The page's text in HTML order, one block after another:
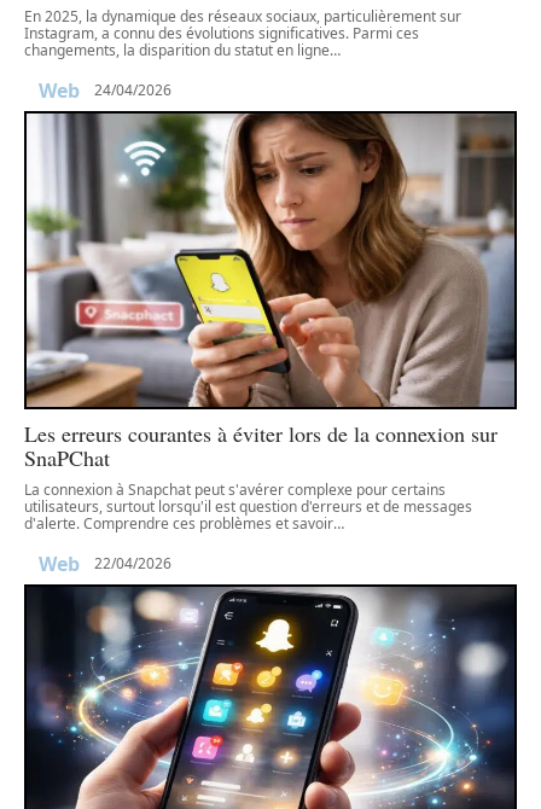
En 2025, la dynamique des réseaux sociaux, particulièrement sur
Instagram, a connu des évolutions significatives. Parmi ces
changements, la disparition du statut en ligne…
Web 24/04/2026
Les erreurs courantes à éviter lors de la connexion sur
SnaPChat
La connexion à Snapchat peut s'avérer complexe pour certains
utilisateurs, surtout lorsqu'il est question d'erreurs et de messages
d'alerte. Comprendre ces problèmes et savoir…
Web 22/04/2026